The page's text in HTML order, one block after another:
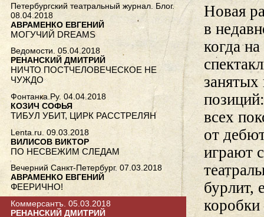
Новая
в
когда
всех
от
играют
бурлит,
Петербургский театральный журнал. Блог.
08.04.2018
АВРАМЕНКО ЕВГЕНИЙ
МОГУЧИЙ DREAMS
Ведомости. 05.04.2018
РЕНАНСКИЙ ДМИТРИЙ
НИЧТО ПОСТЧЕЛОВЕЧЕСКОЕ НЕ
ЧУЖДО
Фонтанка.Ру. 04.04.2018
КОЗИЧ СОФЬЯ
ТИБУЛ УБИТ, ЦИРК РАССТРЕЛЯН
Lenta.ru. 09.03.2018
ВИЛИСОВ ВИКТОР
ПО НЕСВЕЖИМ СЛЕДАМ
Вечерний Санкт-Петербург. 07.03.2018
АВРАМЕНКО ЕВГЕНИЙ
ФЕЕРИЧНО!
Коммерсантъ. 05.03.2018
РЕНАНСКИЙ ДМИТРИЙ